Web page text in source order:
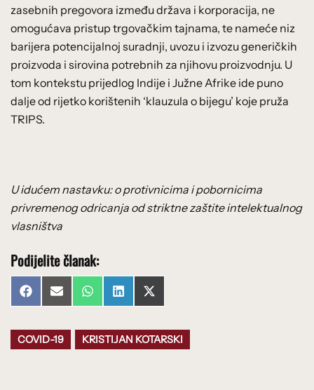
zasebnih pregovora između država i korporacija, ne
omogućava pristup trgovačkim tajnama, te nameće niz
barijera potencijalnoj suradnji, uvozu i izvozu generičkih
proizvoda i sirovina potrebnih za njihovu proizvodnju. U
tom kontekstu prijedlog Indije i Južne Afrike ide puno
dalje od rijetko korištenih ‘klauzula o bijegu’ koje pruža
TRIPS.
U idućem nastavku: o protivnicima i pobornicima
privremenog odricanja od striktne zaštite intelektualnog
vlasništva
Podijelite članak:
Share
on
FacebookShare
on
Email Share
on
WhatsAppShare
on
LinkedInShare
on
X
(Twitter)
COVID-19 KRISTIJAN KOTARSKI